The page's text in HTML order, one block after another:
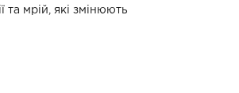
та мрій, які змінюють